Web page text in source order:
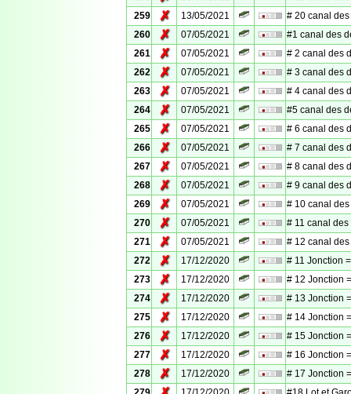
259
✗ 13/05/2021
# 20 canal
260
✗ 07/05/2021
#1 canal des
261
✗ 07/05/2021
# 2 canal des
262
✗ 07/05/2021
# 3 canal des
263
✗ 07/05/2021
# 4 canal des
264
✗ 07/05/2021
#5 canal des
265
✗ 07/05/2021
# 6 canal des
266
✗ 07/05/2021
# 7 canal des
267
✗ 07/05/2021
# 8 canal des
268
✗ 07/05/2021
# 9 canal des
269
✗ 07/05/2021
# 10 canal
270
✗ 07/05/2021
# 11 canal
271
✗ 07/05/2021
# 12 canal
272
✗ 17/12/2020
# 11 Jonction
273
✗ 17/12/2020
# 12 Jonction
274
✗ 17/12/2020
# 13 Jonction
275
✗ 17/12/2020
# 14 Jonction
276
✗ 17/12/2020
# 15 Jonction
277
✗ 17/12/2020
# 16 Jonction
278
✗ 17/12/2020
# 17 Jonction